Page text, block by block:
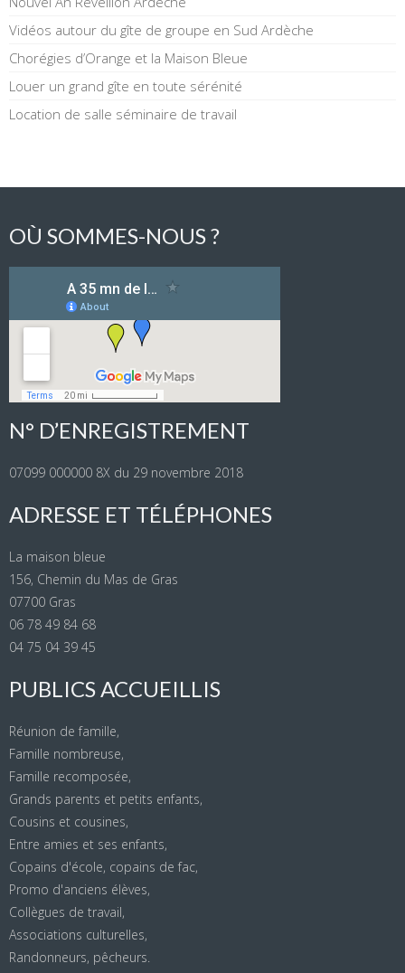
Vidéos autour du gîte de groupe en Sud Ardèche
Chorégies d’Orange et la Maison Bleue
Louer un grand gîte en toute sérénité
Location de salle séminaire de travail
OÙ SOMMES-NOUS ?
N° D’ENREGISTREMENT
07099 000000 8X du 29 novembre 2018
ADRESSE ET TÉLÉPHONES
La maison bleue
156, Chemin du Mas de Gras
07700 Gras
06 78 49 84 68
04 75 04 39 45
PUBLICS ACCUEILLIS
Réunion de famille,
Famille nombreuse,
Famille recomposée,
Grands parents et petits enfants,
Cousins et cousines,
Entre amies et ses enfants,
Copains d'école, copains de fac,
Promo d'anciens élèves,
Collègues de travail,
Associations culturelles,
Randonneurs, pêcheurs.